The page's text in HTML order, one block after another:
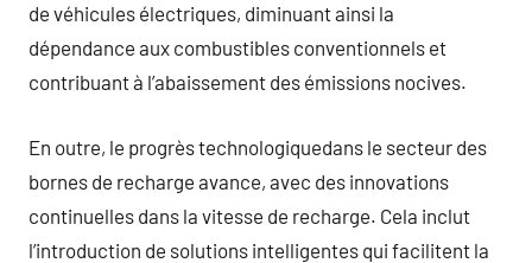
de véhicules électriques, diminuant ainsi la
dépendance aux combustibles conventionnels et
contribuant à l’abaissement des émissions nocives.
En outre, le progrès technologiquedans le secteur des
bornes de recharge avance, avec des innovations
continuelles dans la vitesse de recharge. Cela inclut
l’introduction de solutions intelligentes qui facilitent la